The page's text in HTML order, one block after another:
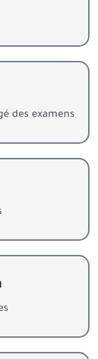
des examens